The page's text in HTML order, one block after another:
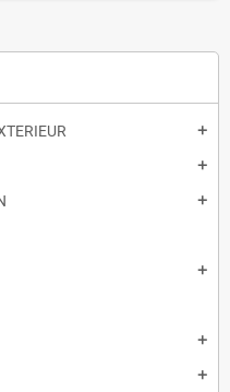
add
add
add
add
add
add